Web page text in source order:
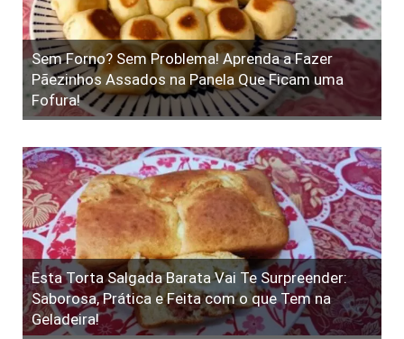
Sem Forno? Sem Problema! Aprenda a Fazer
Pãezinhos Assados na Panela Que Ficam uma
Fofura!
Esta Torta Salgada Barata Vai Te Surpreender:
Saborosa, Prática e Feita com o que Tem na
Geladeira!